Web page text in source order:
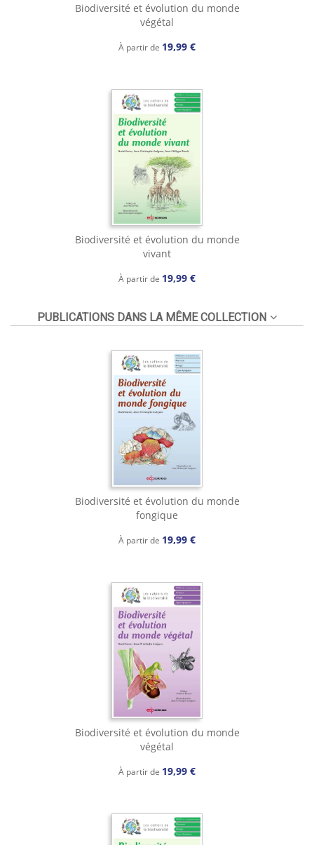
Biodiversité et évolution du monde
végétal
À partir de 19,99 €
Biodiversité et évolution du monde
vivant
À partir de 19,99 €
PUBLICATIONS DANS LA MÊME COLLECTION
Biodiversité et évolution du monde
fongique
À partir de 19,99 €
Biodiversité et évolution du monde
végétal
À partir de 19,99 €